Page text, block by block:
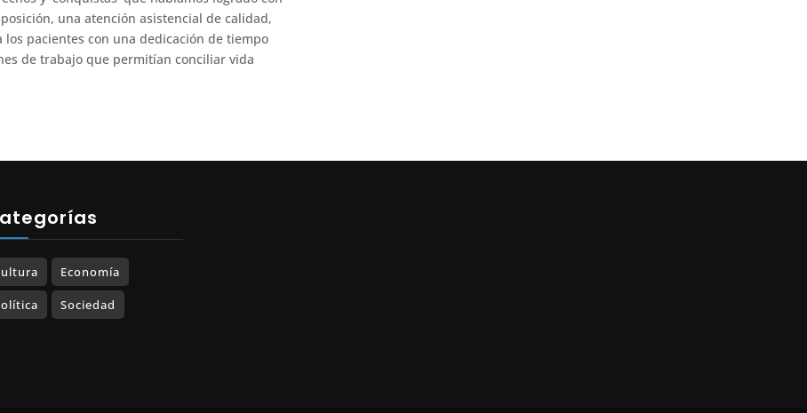
una atención asistencial de calidad,
pacientes con una dedicación de tiempo
de trabajo que permitían conciliar vida
Economía
Sociedad